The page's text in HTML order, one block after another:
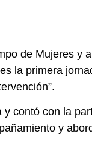
de Mujeres y
la primera
contó con la
y